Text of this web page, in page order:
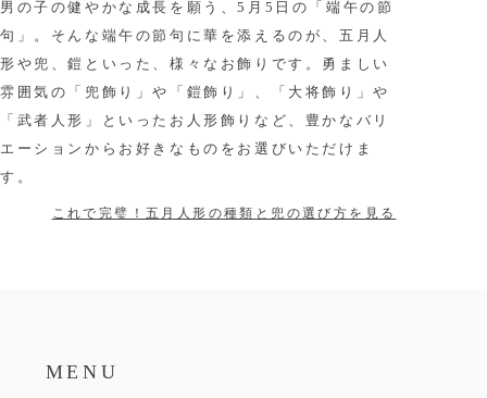
男の子の健やかな成長を願う、5月5日の「端午の節
句」。そんな端午の節句に華を添えるのが、五月人
形や兜、鎧といった、様々なお飾りです。勇ましい
雰囲気の「兜飾り」や「鎧飾り」、「大将飾り」や
「武者人形」といったお人形飾りなど、豊かなバリ
エーションからお好きなものをお選びいただけま
す。
これで完璧！五月人形の種類と兜の選び方を見る
MENU